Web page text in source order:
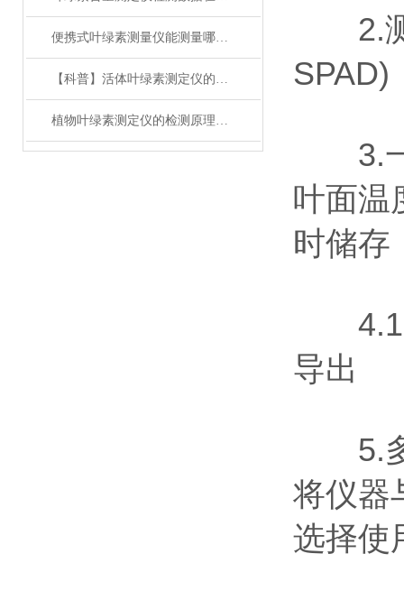
便携式叶绿素测量仪能测量哪些指标？
【科普】活体叶绿素测定仪的参数有哪些？
植物叶绿素测定仪的检测原理与注意事项
2.测
SPAD)
3.一
叶面温
时储存
导出
5.多
将仪器
选择使